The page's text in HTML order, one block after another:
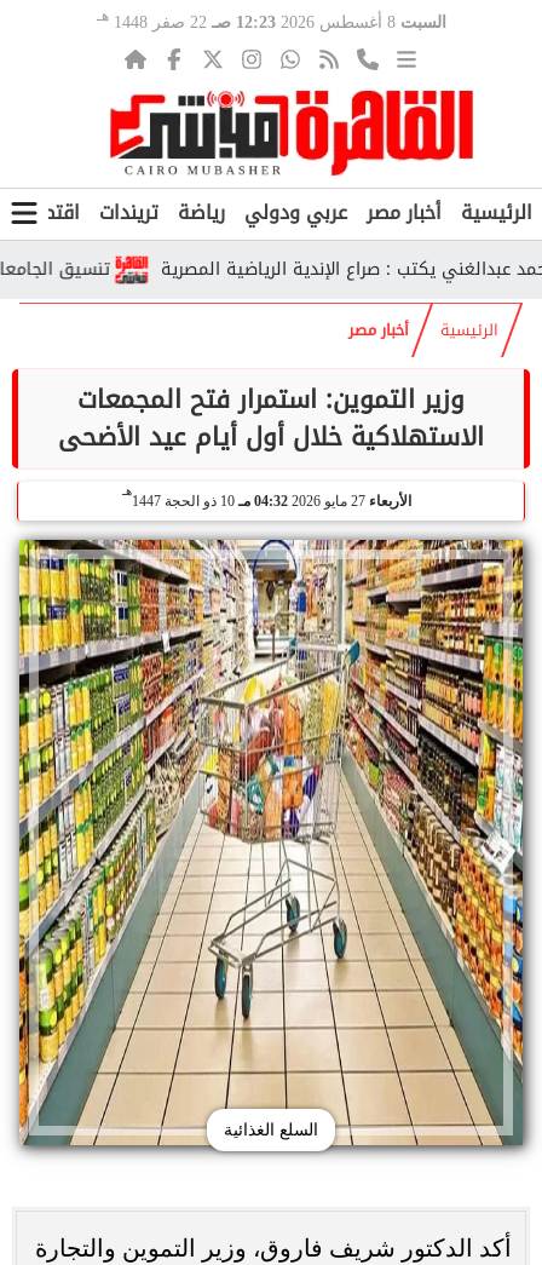
السبت 8 أغسطس 2026 12:23 صـ 22 صفر 1448 هـ
الرئيسية أخبار مصر عربي ودولي رياضة تريندات اقتصاد
تنسيق الجامعات الحكومية 2026.. رابط تسجيل يكتب : صراع الإندية الرياضية المصرية
الرئيسية أخبار مصر
وزير التموين: استمرار فتح المجمعات
الاستهلاكية خلال أول أيام عيد الأضحى
الأربعاء 27 مايو 2026 04:32 مـ 10 ذو الحجة 1447
هـ
السلع الغذائية
أكد الدكتور شريف فاروق، وزير التموين والتجارة